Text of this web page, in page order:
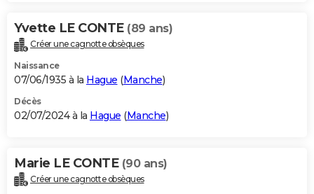
Yvette LE CONTE (89 ans)
Créer une cagnotte obsèques
Naissance
07/06/1935 à la Hague (Manche)
Décès
02/07/2024 à la Hague (Manche)
Marie LE CONTE (90 ans)
Créer une cagnotte obsèques